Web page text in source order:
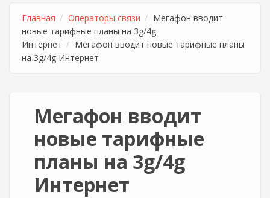
Главная Операторы связи
Мегафон вводит
новые тарифные планы на 3g/4g
Интернет
Мегафон вводит новые тарифные планы
на 3g/4g Интернет
Мегафон вводит
новые тарифные
планы на 3g/4g
Интернет